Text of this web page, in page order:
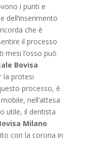
i punti e
dell’inserimento
che è
il processo
mesi l’osso può
Bovisa
la protesi
processo, è
nell’attesa
utile, il dentista
Milano
con la corona in